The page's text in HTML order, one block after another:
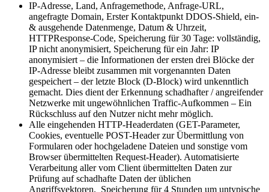
IP-Adresse, Land, Anfragemethode, Anfrage-URL,
angefragte Domain, Erster Kontaktpunkt DDOS-Shield, ein-
& ausgehende Datenmenge, Datum & Uhrzeit,
HTTPResponse-Code, Speicherung für 30 Tage: vollständig,
IP nicht anonymisiert, Speicherung für ein Jahr: IP
anonymisiert – die Informationen der ersten drei Blöcke der
IP-Adresse bleibt zusammen mit vorgenannten Daten
gespeichert – der letzte Block (D-Block) wird unkenntlich
gemacht. Dies dient der Erkennung schadhafter / angreifender
Netzwerke mit ungewöhnlichen Traffic-Aufkommen – Ein
Rückschluss auf den Nutzer nicht mehr möglich.
Alle eingehenden HTTP-Headerdaten (GET-Parameter,
Cookies, eventuelle POST-Header zur Übermittlung von
Formularen oder hochgeladene Dateien und sonstige vom
Browser übermittelten Request-Header). Automatisierte
Verarbeitung aller vom Client übermittelten Daten zur
Prüfung auf schadhafte Daten der üblichen
Angriffsvektoren. Speicherung für 4 Stunden um untypische